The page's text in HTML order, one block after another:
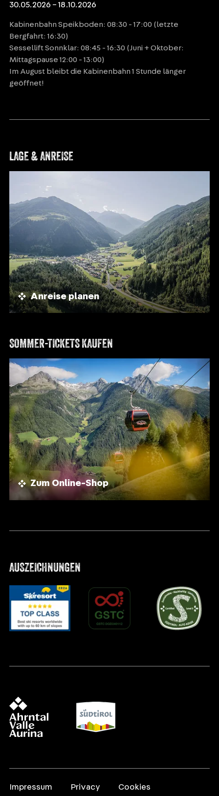
30.05.2026 – 18.10.2026
Kabinenbahn Speikboden: 08:30 - 17:00 (letzte
Bergfahrt: 16:30)
Sessellift Sonnklar: 08:45 - 16:30 (Juni + Oktober:
Mittagspause 12:00 - 13:00)
Im August bleibt die Kabinenbahn 1 Stunde länger
geöffnet!
LAGE & ANREISE
Anreise planen
SOMMER-TICKETS KAUFEN
Zum Online-Shop
AUSZEICHNUNGEN
Impressum Privacy Cookies